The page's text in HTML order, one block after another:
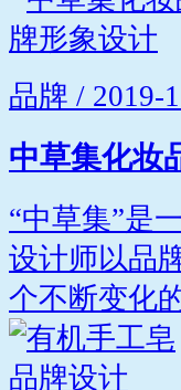
品牌 / 2019-
中草集化妆
“中草集”是
设计师以品
个不断变化